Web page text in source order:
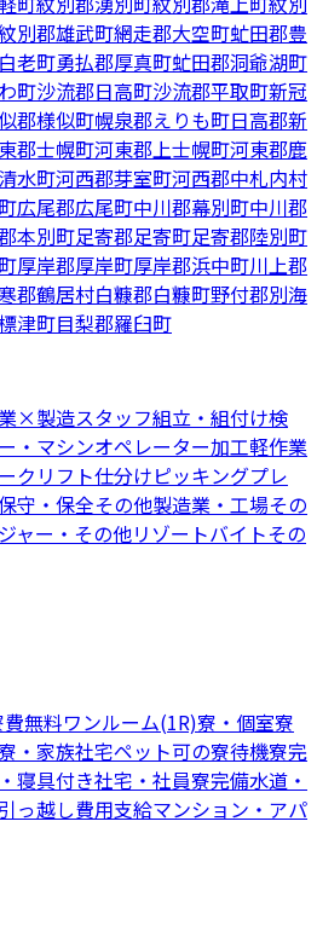
別郡雄武町網走郡大空町虻田郡豊
老町勇払郡厚真町虻田郡洞爺湖町
町沙流郡日高町沙流郡平取町新冠
郡様似町幌泉郡えりも町日高郡新
郡士幌町河東郡上士幌町河東郡鹿
水町河西郡芽室町河西郡中札内村
広尾郡広尾町中川郡幕別町中川郡
本別町足寄郡足寄町足寄郡陸別町
厚岸郡厚岸町厚岸郡浜中町川上郡
郡鶴居村白糠郡白糠町野付郡別海
津町目梨郡羅臼町
×製造スタッフ組立・組付け検
・マシンオペレーター加工軽作業
クリフト仕分けピッキングプレ
守・保全その他製造業・工場その
ャー・その他リゾートバイトその
無料ワンルーム(1R)寮・個室寮
・家族社宅ペット可の寮待機寮完
寝具付き社宅・社員寮完備水道・
引っ越し費用支給マンション・アパ